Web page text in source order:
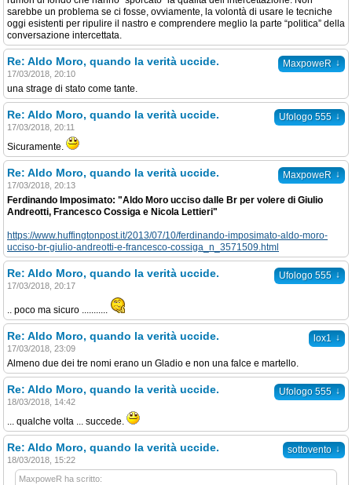
sarebbe un problema se ci fosse, ovviamente, la volontà di usare le tecniche
oggi esistenti per ripulire il nastro e comprendere meglio la parte “politica” della
conversazione intercettata.
MaxpoweR ↓
Re: Aldo Moro, quando la verità uccide.
17/03/2018, 20:10
una strage di stato come tante.
Ufologo 555 ↓
Re: Aldo Moro, quando la verità uccide.
17/03/2018, 20:11
Sicuramente.
MaxpoweR ↓
Re: Aldo Moro, quando la verità uccide.
17/03/2018, 20:13
Ferdinando Imposimato: "Aldo Moro ucciso dalle Br per volere di Giulio
Andreotti, Francesco Cossiga e Nicola Lettieri"
https://www.huffingtonpost.it/2013/07/10/ferdinando-imposimato-aldo-moro-
ucciso-br-giulio-andreotti-e-francesco-cossiga_n_3571509.html
Ufologo 555 ↓
Re: Aldo Moro, quando la verità uccide.
17/03/2018, 20:17
.. poco ma sicuro ...........
lox1 ↓
Re: Aldo Moro, quando la verità uccide.
17/03/2018, 23:09
Almeno due dei tre nomi erano un Gladio e non una falce e martello.
Ufologo 555 ↓
Re: Aldo Moro, quando la verità uccide.
18/03/2018, 14:42
... qualche volta ... succede.
sottovento ↓
Re: Aldo Moro, quando la verità uccide.
18/03/2018, 15:22
MaxpoweR ha scritto: